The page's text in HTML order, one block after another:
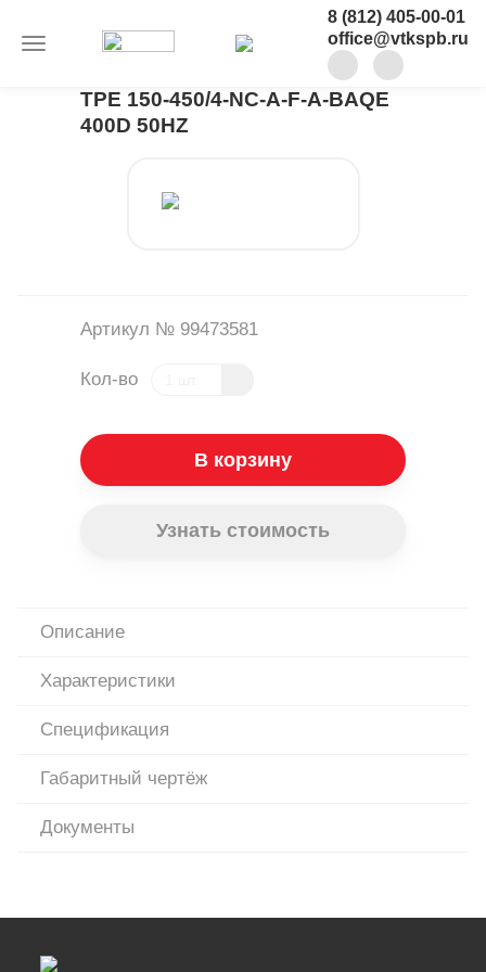
8 (812) 405-00-01
office@vtkspb.ru
TPE 150-450/4-NC-A-F-A-BAQE
400D 50HZ
Артикул № 99473581
Кол-во
В корзину
Узнать стоимость
Описание
Характеристики
Спецификация
Габаритный чертёж
Документы